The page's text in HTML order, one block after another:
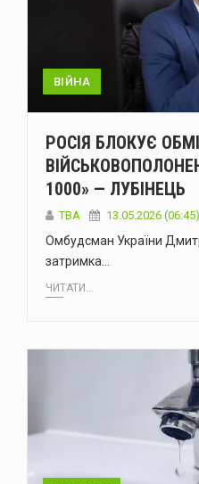
ВІЙНА
РОСІЯ БЛОКУЄ
1000» — ЛУБІНЕЦЬ
ТВА 13.05.2026 (06:45)
Омбудсман України
затримка…
ЧИТАТИ...